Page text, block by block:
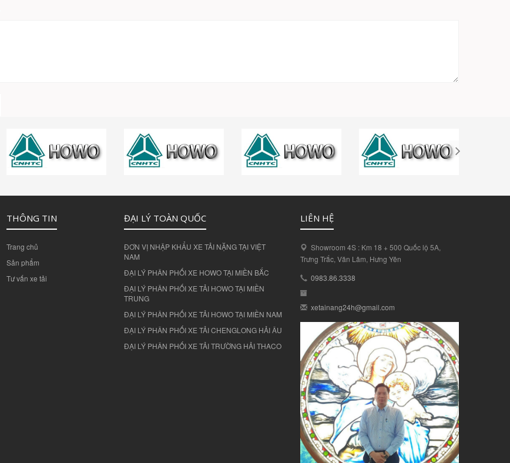
THÔNG TIN
Trang chủ
Sản phẩm
Tư vấn xe tải
ĐẠI LÝ TOÀN QUỐC
ĐƠN VỊ NHẬP KHẨU XE TẢI NẶNG TẠI VIỆT
NAM
ĐẠI LÝ PHÂN PHỐI XE HOWO TẠI MIỀN BẮC
ĐẠI LÝ PHÂN PHỐI XE TẢI HOWO TẠI MIỀN
TRUNG
ĐẠI LÝ PHÂN PHỐI XE TẢI HOWO TẠI MIỀN NAM
ĐẠI LÝ PHÂN PHỐI XE TẢI CHENGLONG HẢI ÂU
ĐẠI LÝ PHÂN PHỐI XE TẢI TRƯỜNG HẢI THACO
LIÊN HỆ
Showroom 4S : Km 18 + 500 Quốc lộ 5A,
Trưng Trắc, Văn Lâm, Hưng Yên
0983.86.3338
xetainang24h@gmail.com